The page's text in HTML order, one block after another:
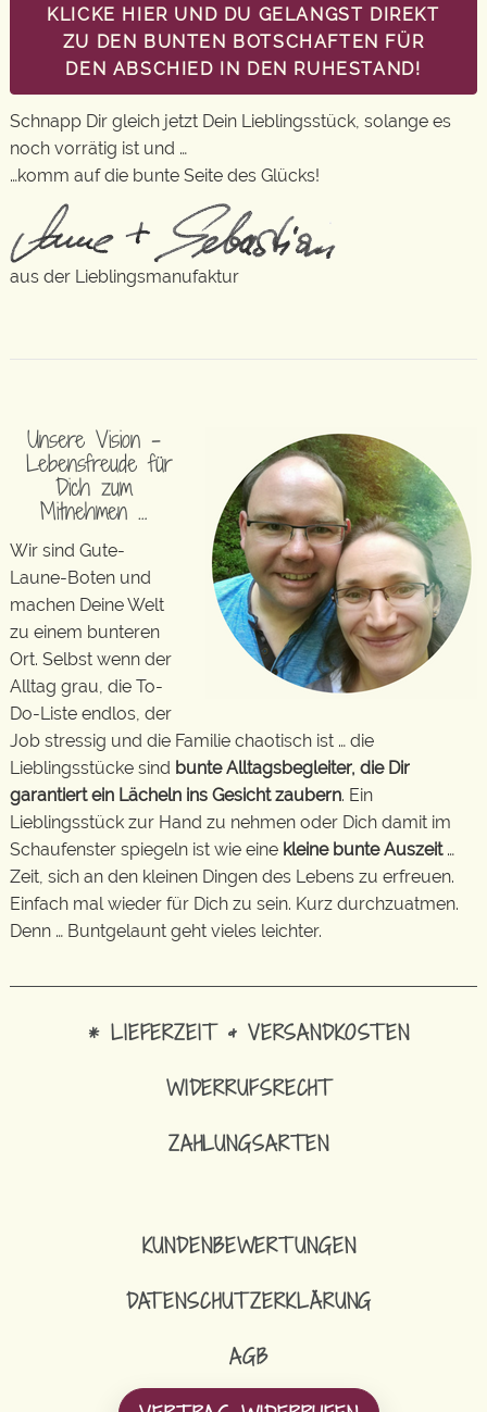
KLICKE HIER UND DU GELANGST DIREKT
ZU DEN BUNTEN BOTSCHAFTEN FÜR
DEN ABSCHIED IN DEN RUHESTAND!
Schnapp Dir gleich jetzt Dein Lieblingsstück, solange es
noch vorrätig ist und …
…komm auf die bunte Seite des Glücks!
aus der Lieblingsmanufaktur
Unsere Vision –
Lebensfreude für
Dich zum
Mitnehmen …
Wir sind Gute-
Laune-Boten und
machen Deine Welt
zu einem bunteren
Ort. Selbst wenn der
Alltag grau, die To-
Do-Liste endlos, der
Job stressig und die Familie chaotisch ist … die
Lieblingsstücke sind bunte Alltagsbegleiter, die Dir
garantiert ein Lächeln ins Gesicht zaubern. Ein
Lieblingsstück zur Hand zu nehmen oder Dich damit im
Schaufenster spiegeln ist wie eine kleine bunte Auszeit…
Zeit, sich an den kleinen Dingen des Lebens zu erfreuen.
Einfach mal wieder für Dich zu sein. Kurz durchzuatmen.
Denn … Buntgelaunt geht vieles leichter.
* LIEFERZEIT & VERSANDKOSTEN
WIDERRUFSRECHT
ZAHLUNGSARTEN
KUNDENBEWERTUNGEN
DATENSCHUTZERKLÄRUNG
AGB